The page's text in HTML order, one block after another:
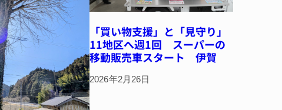
「買い物支援」と「見守り」
11地区へ週1回 スーパーの
移動販売車スタート 伊賀
2026年2月26日